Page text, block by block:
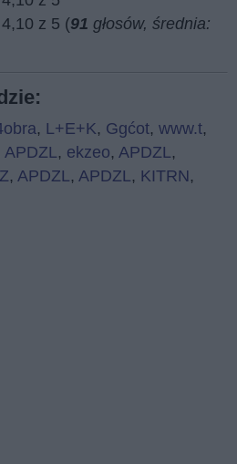
(91 głosów, średnia:
, L+E+K, Ggćot, www.t,
APDZL, ekzeo, APDZL,
, APDZL, APDZL, KITRN,